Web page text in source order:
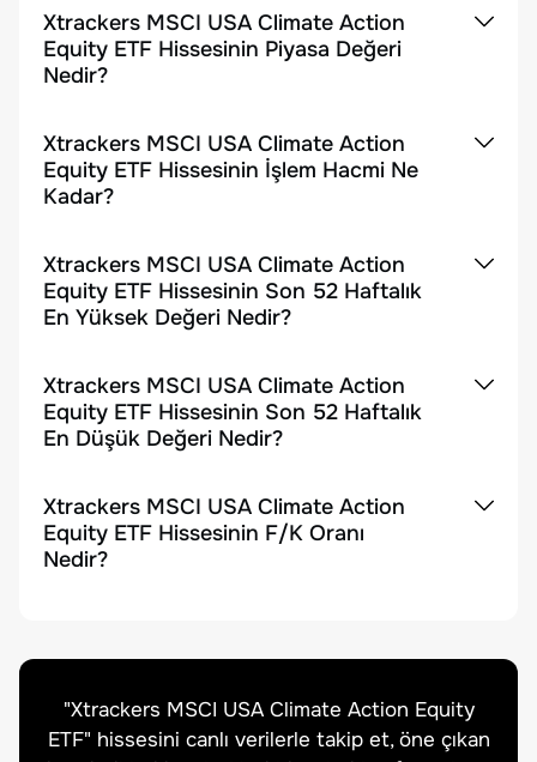
Xtrackers MSCI USA Climate Action
Equity ETF Hissesinin Piyasa Değeri
Nedir?
Xtrackers MSCI USA Climate Action
Equity ETF Hissesinin İşlem Hacmi Ne
Kadar?
Xtrackers MSCI USA Climate Action
Equity ETF Hissesinin Son 52 Haftalık
En Yüksek Değeri Nedir?
Xtrackers MSCI USA Climate Action
Equity ETF Hissesinin Son 52 Haftalık
En Düşük Değeri Nedir?
Xtrackers MSCI USA Climate Action
Equity ETF Hissesinin F/K Oranı
Nedir?
"Xtrackers MSCI USA Climate Action Equity
ETF" hissesini canlı verilerle takip et, öne çıkan